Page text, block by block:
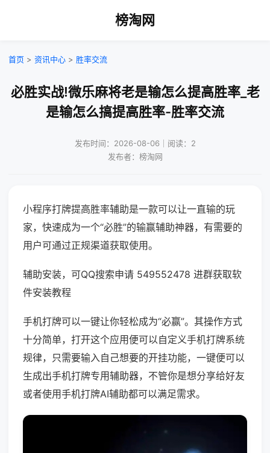
榜淘网
首页 > 资讯中心 > 胜率交流
必胜实战!微乐麻将老是输怎么提高胜率_老
是输怎么搞提高胜率-胜率交流
发布时间：2026-08-06｜阅读：2
发布者：榜淘网
小程序打牌提高胜率辅助是一款可以让一直输的玩
家，快速成为一个“必胜”的输赢辅助神器，有需要的
用户可通过正规渠道获取使用。
辅助安装，可QQ搜索申请 549552478 进群获取软
件安装教程
手机打牌可以一键让你轻松成为“必赢”。其操作方式
十分简单，打开这个应用便可以自定义手机打牌系统
规律，只需要输入自己想要的开挂功能，一键便可以
生成出手机打牌专用辅助器，不管你是想分享给好友
或者使用手机打牌AI辅助都可以满足需求。